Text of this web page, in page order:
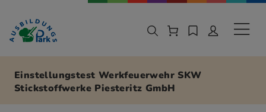
Zur Navigation springen
Zu den Hauptinhalten springen
Einstellungstest Werkfeuerwehr SKW
Stickstoffwerke Piesteritz GmbH